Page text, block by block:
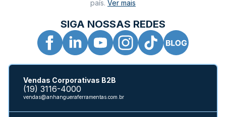
país. Ver mais
SIGA NOSSAS REDES
Vendas Corporativas B2B
(19) 3116-4000
vendas@anhangueraferramentas.com.br